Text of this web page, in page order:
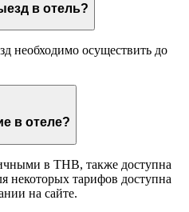
В какое время заезд и выезд в отель?
необходимо осуществить до
Как оплатить проживание в отеле?
в THB, также доступна
некоторых тарифов доступна
на сайте.